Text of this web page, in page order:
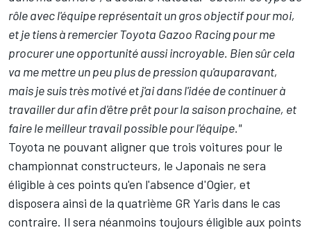
rôle avec l'équipe représentait un gros objectif pour moi,
et je tiens à remercier Toyota Gazoo Racing pour me
procurer une opportunité aussi incroyable. Bien sûr cela
va me mettre un peu plus de pression qu'auparavant,
mais je suis très motivé et j'ai dans l'idée de continuer à
travailler dur afin d'être prêt pour la saison prochaine, et
faire le meilleur travail possible pour l'équipe."
Toyota ne pouvant aligner que trois voitures pour le
championnat constructeurs, le Japonais ne sera
éligible à ces points qu'en l'absence d'Ogier, et
disposera ainsi de la quatrième GR Yaris dans le cas
contraire. Il sera néanmoins toujours éligible aux points